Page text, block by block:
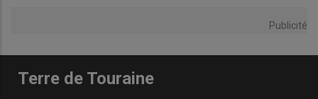
Publicité
Terre de Touraine